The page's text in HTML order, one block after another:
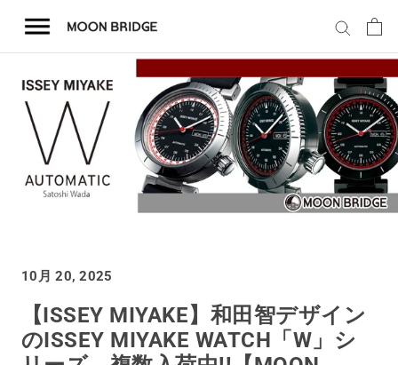
テ
ホーム
商品一覧
店舗案内
10月 20, 2025
【ISSEY MIYAKE】和田智デザイン
のISSEY MIYAKE WATCH「W」シ